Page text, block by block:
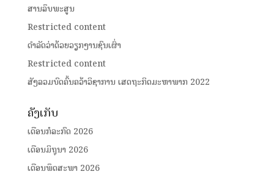
ສານລຶບພະສູນ
Restricted content
ດໍາລັດວ່າດ້ວຍວຽກງານຊົນເຜົ່າ
Restricted content
ສັງລວມບົດຄົ້ນຄວ້າວິຊາການ ເສດຖະກິດມະຫາພາກ 2022
ຄັງເກັບ
ເດືອນກໍລະກົດ 2026
ເດືອນມິຖຸນາ 2026
ເດືອນພຶດສະພາ 2026